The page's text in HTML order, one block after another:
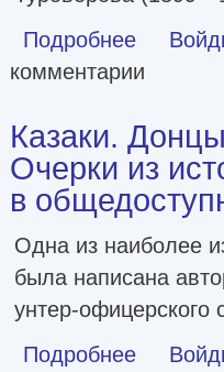
Подробнее о Николай
комментарии
Казаки.
Очерки из
в
Одна из наиболее
была написана
унтер-офицерского
Подробнее о Казаки.